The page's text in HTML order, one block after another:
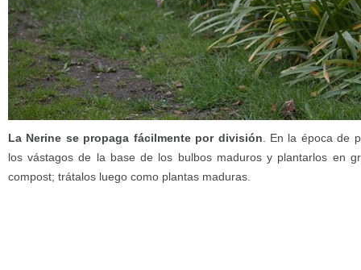
La Nerine se propaga fácilmente por división . En la época de
los vástagos de la base de los bulbos maduros y plantarlos en
compost; trátalos luego como plantas maduras.